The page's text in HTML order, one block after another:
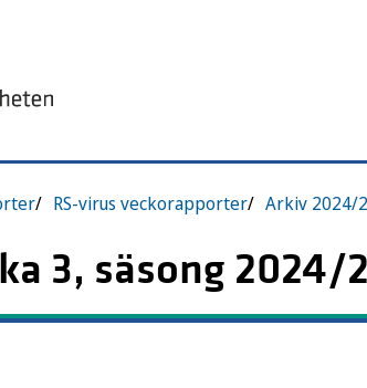
RS-virus veckorapporter Arkiv 2024/
3, säsong 2024/